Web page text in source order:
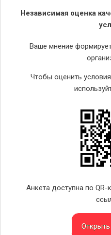
Независимая оценка
Ваше мнение
Чтобы оценить
Анкета доступна по